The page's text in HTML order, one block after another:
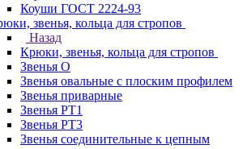
Коуши ГОСТ 2224-93
звенья, кольца для стропов
Назад
Крюки, звенья, кольца для стропов
Звенья О
Звенья овальные с плоским профилем
Звенья приварные
Звенья РТ1
Звенья РТ3
Звенья соединительные к цепным